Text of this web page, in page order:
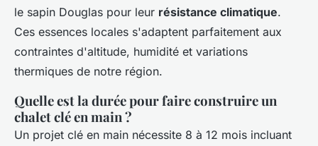
le sapin Douglas pour leur résistance climatique.
Ces essences locales s'adaptent parfaitement aux
contraintes d'altitude, humidité et variations
thermiques de notre région.
Quelle est la durée pour faire construire un
chalet clé en main ?
Un projet clé en main nécessite 8 à 12 mois incluant